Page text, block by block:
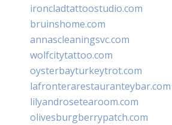
ironcladtattoostudio.com
bruinshome.com
annascleaningsvc.com
wolfcitytattoo.com
oysterbayturkeytrot.com
lafronterarestauranteybar.com
lilyandrosetearoom.com
olivesburgberrypatch.com